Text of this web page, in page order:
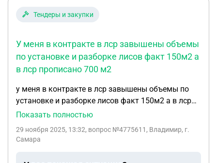
Тендеры и закупки
У меня в контракте в лср завышены объемы
по установке и разборке лисов факт 150м2 а
в лср прописано 700 м2
у меня в контракте в лср завышены объемы по
установке и разборке лисов факт 150м2 а в лср
прописано 700 м2. может ли заказчик
после того как я выполнил работы по контракту
Показать полностью
29 ноября 2025, 13:32, вопрос №4775611, Владимир, г.
Самара